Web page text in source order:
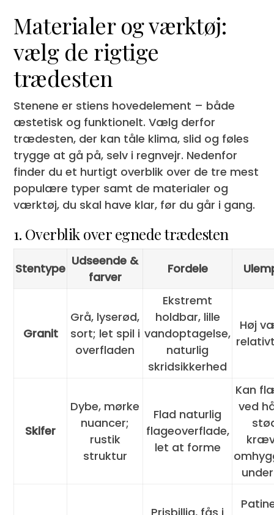
Materialer og værktøj:
vælg de rigtige
trædesten
Stenene er stiens hovedelement – både
æstetisk og funktionelt. Vælg derfor
trædesten, der kan tåle klima, slid og føles
trygge at gå på, selv i regnvejr. Nedenfor
finder du et hurtigt overblik over de tre mest
populære typer samt de materialer og
værktøj, du skal have klar, før du går i gang.
1. Overblik over egnede trædesten
Stentype
Udseende &
farver
Fordele
Granit
Grå, lyserød,
sort; let spil i
overfladen
Ekstremt
holdbar, lille
vandoptagelse,
naturlig
skridsikkerhed
Høj
Skifer
Dybe, mørke
nuancer;
rustik
struktur
Flad naturlig
flageoverflade,
let at forme
Kan
ved